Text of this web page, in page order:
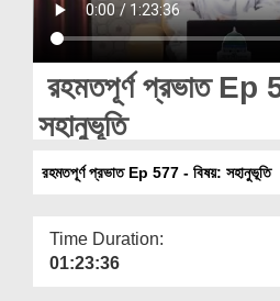
Magazine
রহমতপূর্ণ প্রভাত Ep
সহানুভূতি
রহমতপূর্ণ প্রভাত Ep 577 - বিষয়: সহানুভূতি
Time Duration:
01:23:36